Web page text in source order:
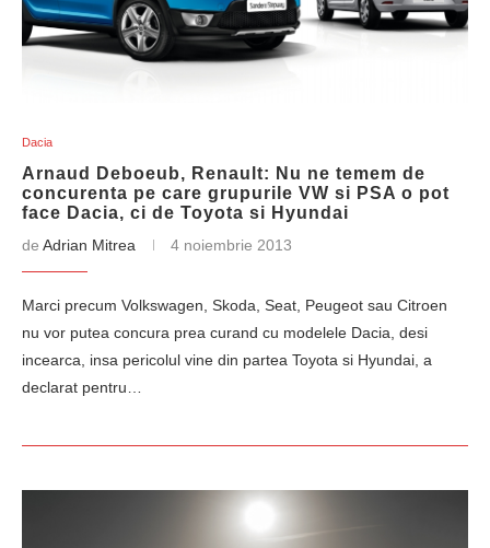
Dacia
Arnaud Deboeub, Renault: Nu ne temem de
concurenta pe care grupurile VW si PSA o pot
face Dacia, ci de Toyota si Hyundai
de Adrian Mitrea 4 noiembrie 2013
Marci precum Volkswagen, Skoda, Seat, Peugeot sau Citroen
nu vor putea concura prea curand cu modelele Dacia, desi
incearca, insa pericolul vine din partea Toyota si Hyundai, a
declarat pentru…